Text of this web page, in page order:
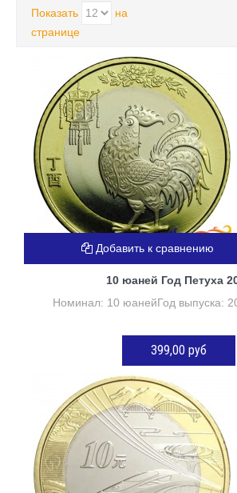
Показать
на
странице
10 юаней Год Петуха
Номинал: 10 юанейГод выпуска:
399,00 руб
ДОБАВИТЬ В КОРЗИНУ
Добавить к сравнению